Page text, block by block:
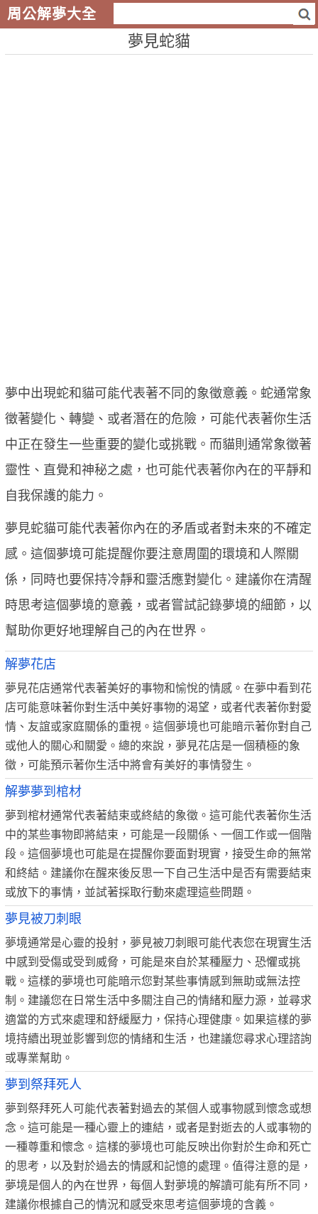
周公解夢大全
夢見蛇貓
夢中出現蛇和貓可能代表著不同的象徵意義。蛇通常象
徵著變化、轉變、或者潛在的危險，可能代表著你生活
中正在發生一些重要的變化或挑戰。而貓則通常象徵著
靈性、直覺和神秘之處，也可能代表著你內在的平靜和
自我保護的能力。
夢見蛇貓可能代表著你內在的矛盾或者對未來的不確定
感。這個夢境可能提醒你要注意周圍的環境和人際關
係，同時也要保持冷靜和靈活應對變化。建議你在清醒
時思考這個夢境的意義，或者嘗試記錄夢境的細節，以
幫助你更好地理解自己的內在世界。
解夢花店
夢見花店通常代表著美好的事物和愉悅的情感。在夢中看到花
店可能意味著你對生活中美好事物的渴望，或者代表著你對愛
情、友誼或家庭關係的重視。這個夢境也可能暗示著你對自己
或他人的關心和關愛。總的來說，夢見花店是一個積極的象
徵，可能預示著你生活中將會有美好的事情發生。
解夢夢到棺材
夢到棺材通常代表著結束或終結的象徵。這可能代表著你生活
中的某些事物即將結束，可能是一段關係、一個工作或一個階
段。這個夢境也可能是在提醒你要面對現實，接受生命的無常
和終結。建議你在醒來後反思一下自己生活中是否有需要結束
或放下的事情，並試著採取行動來處理這些問題。
夢見被刀刺眼
夢境通常是心靈的投射，夢見被刀刺眼可能代表您在現實生活
中感到受傷或受到威脅，可能是來自於某種壓力、恐懼或挑
戰。這樣的夢境也可能暗示您對某些事情感到無助或無法控
制。建議您在日常生活中多關注自己的情緒和壓力源，並尋求
適當的方式來處理和舒緩壓力，保持心理健康。如果這樣的夢
境持續出現並影響到您的情緒和生活，也建議您尋求心理諮詢
或專業幫助。
夢到祭拜死人
夢到祭拜死人可能代表著對過去的某個人或事物感到懷念或想
念。這可能是一種心靈上的連結，或者是對逝去的人或事物的
一種尊重和懷念。這樣的夢境也可能反映出你對於生命和死亡
的思考，以及對於過去的情感和記憶的處理。值得注意的是，
夢境是個人的內在世界，每個人對夢境的解讀可能有所不同，
建議你根據自己的情況和感受來思考這個夢境的含義。